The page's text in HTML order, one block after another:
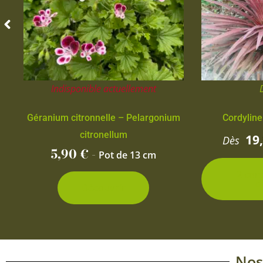
Indisponible actuellement
Géranium citronnelle – Pelargonium
citronellum
5,90€ - Pot de 13 cm
Dès